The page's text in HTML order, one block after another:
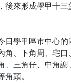
來形成學甲十三
日學甲區市中心
、下角周、宅口
三角仔、中角謝
頭。